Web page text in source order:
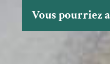
Vous pourriez